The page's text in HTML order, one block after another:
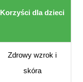
Korzyści dla dzieci
Zdrowy wzrok i
skóra